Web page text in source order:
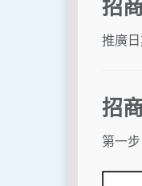
招
推廣
招
第一